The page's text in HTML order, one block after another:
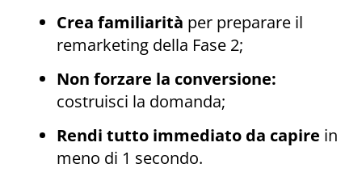
Crea familiarità per preparare il
remarketing della Fase 2;
Non forzare la conversione:
costruisci la domanda;
Rendi tutto immediato da capire in
meno di 1 secondo.